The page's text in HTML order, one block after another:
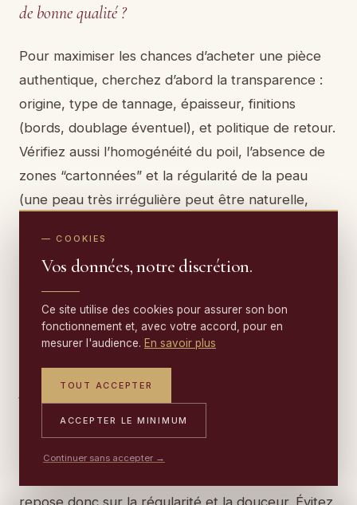
de bonne qualité ?
Pour maximiser les chances d’acheter une pièce
authentique, cherchez d’abord la transparence :
origine, type de tannage, épaisseur, finitions
(bords, doublage éventuel), et politique de retour.
Vérifiez aussi l’homogénéité du poil, l’absence de
zones “cartonnées” et la régularité de la peau
(une peau très irrégulière peut être naturelle,
doute, faites valider la pièce avant investissement :
un professionnel du tapis et des matières peut
repérer des fragilités invisibles sur photo.
Comment entretenir un tapis en peau de boeuf à
poils courts ou longs ?
plus facilement, tandis que les poils longs
repose donc sur la régularité et la douceur. Évitez
— COOKIES
Vos données, notre discrétion.
Ce site utilise des cookies pour assurer son bon
fonctionnement et, avec votre accord, pour en
mesurer l'audience. En savoir plus
TOUT ACCEPTER
ACCEPTER LE MINIMUM
Continuer sans accepter →